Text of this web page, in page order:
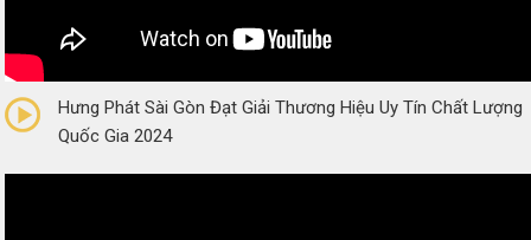
(0 Reviews)
Hưng Phát Sài Gòn Đạt Giải Thương Hiệu Uy Tín Chất Lượng
Quốc Gia 2024